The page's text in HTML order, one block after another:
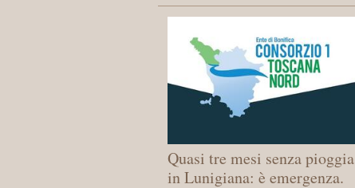
Quasi tre mesi senza pioggia
in Lunigiana: è emergenza.